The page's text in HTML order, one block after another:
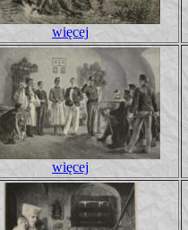
więcej
więcej